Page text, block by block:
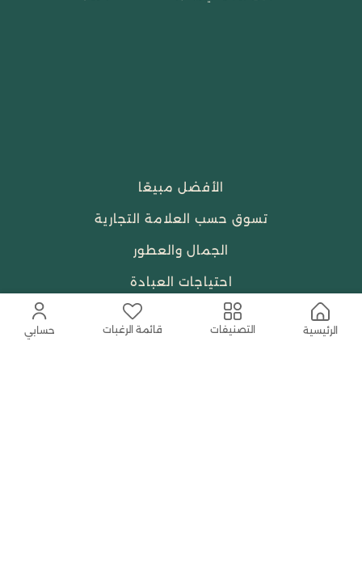
الرئيسية التصنيفات قائمة الرغبات حسابي
الأفضل مبيعًا
تسوق حسب العلامة التجارية
الجمال والعطور
احتياجات العبادة